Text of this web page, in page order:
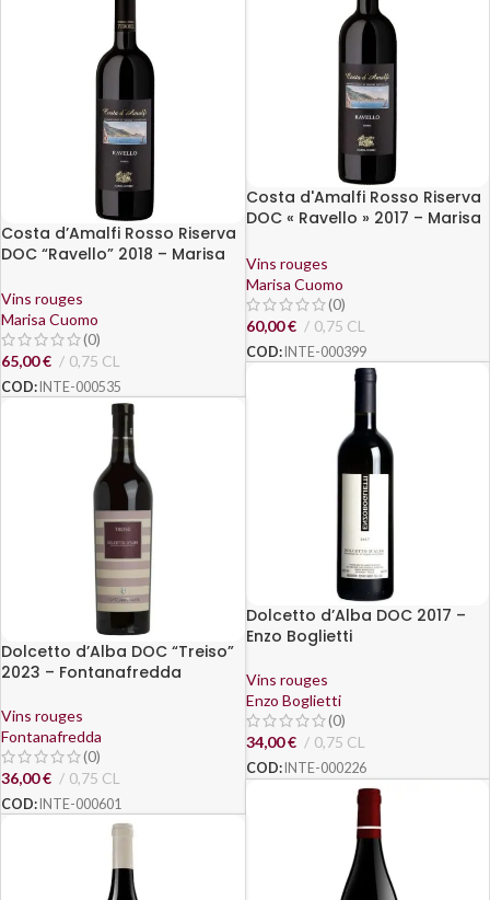
Costa d'Amalfi Rosso Riserva
DOC « Ravello » 2017 – Marisa
Vins rouges
Marisa Cuomo
(0)
60,00€ 0,75 CL
COD: INTE-000399
Costa d’Amalfi Rosso Riserva
DOC “Ravello” 2018 – Marisa
Vins rouges
Marisa Cuomo
(0)
65,00€ 0,75 CL
COD: INTE-000535
Dolcetto d’Alba DOC 2017 –
Enzo Boglietti
Vins rouges
Enzo Boglietti
(0)
34,00€ 0,75 CL
COD: INTE-000226
Dolcetto d’Alba DOC “Treiso”
2023 – Fontanafredda
Vins rouges
Fontanafredda
(0)
36,00€ 0,75 CL
COD: INTE-000601